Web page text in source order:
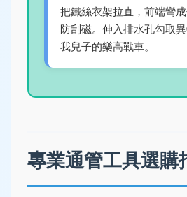
把鐵絲衣架拉直，前端彎
防刮磁。伸入排水孔勾取
我兒子的樂高戰車。
專業通管工具選購